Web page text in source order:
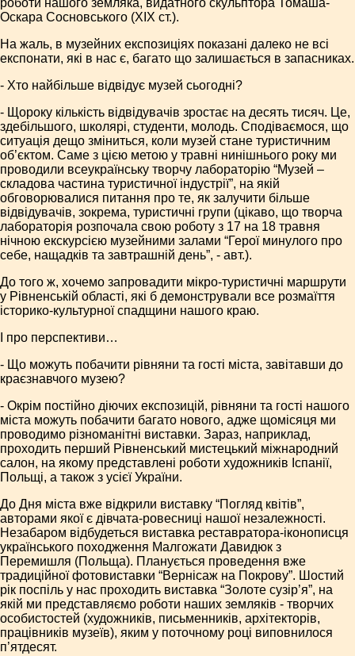
Оскара Сосновського (ХІХ ст.).
На жаль, в музейних експозиціях показані далеко не всі
експонати, які в нас є, багато що залишається в запасниках.
- Хто найбільше відвідує музей сьогодні?
- Щороку кількість відвідувачів зростає на десять тисяч. Це,
здебільшого, школярі, студенти, молодь. Сподіваємося, що
ситуація дещо зміниться, коли музей стане туристичним
об’єктом. Саме з цією метою у травні нинішнього року ми
проводили всеукраїнську творчу лабораторію “Музей –
складова частина туристичної індустрії”, на якій
обговорювалися питання про те, як залучити більше
відвідувачів, зокрема, туристичні групи (цікаво, що творча
лабораторія розпочала свою роботу з 17 на 18 травня
нічною екскурсією музейними залами “Герої минулого про
себе, нащадків та завтрашній день”, - авт.).
До того ж, хочемо запровадити мікро-туристичні маршрути
у Рівненській області, які б демонстрували все розмаїття
історико-культурної спадщини нашого краю.
І про перспективи…
- Що можуть побачити рівняни та гості міста, завітавши до
краєзнавчого музею?
- Окрім постійно діючих експозицій, рівняни та гості нашого
міста можуть побачити багато нового, адже щомісяця ми
проводимо різноманітні виставки. Зараз, наприклад,
проходить перший Рівненський мистецький міжнародний
салон, на якому представлені роботи художників Іспанії,
Польщі, а також з усієї України.
До Дня міста вже відкрили виставку “Погляд квітів”,
авторами якої є дівчата-ровесниці нашої незалежності.
Незабаром відбудеться виставка реставратора-іконописця
українського походження Малгожати Давидюк з
Перемишля (Польща). Планується проведення вже
традиційної фотовиставки “Вернісаж на Покрову”. Шостий
рік поспіль у нас проходить виставка “Золоте сузір’я”, на
якій ми представляємо роботи наших земляків - творчих
особистостей (художників, письменників, архітекторів,
працівників музеїв), яким у поточному році виповнилося
п’ятдесят.